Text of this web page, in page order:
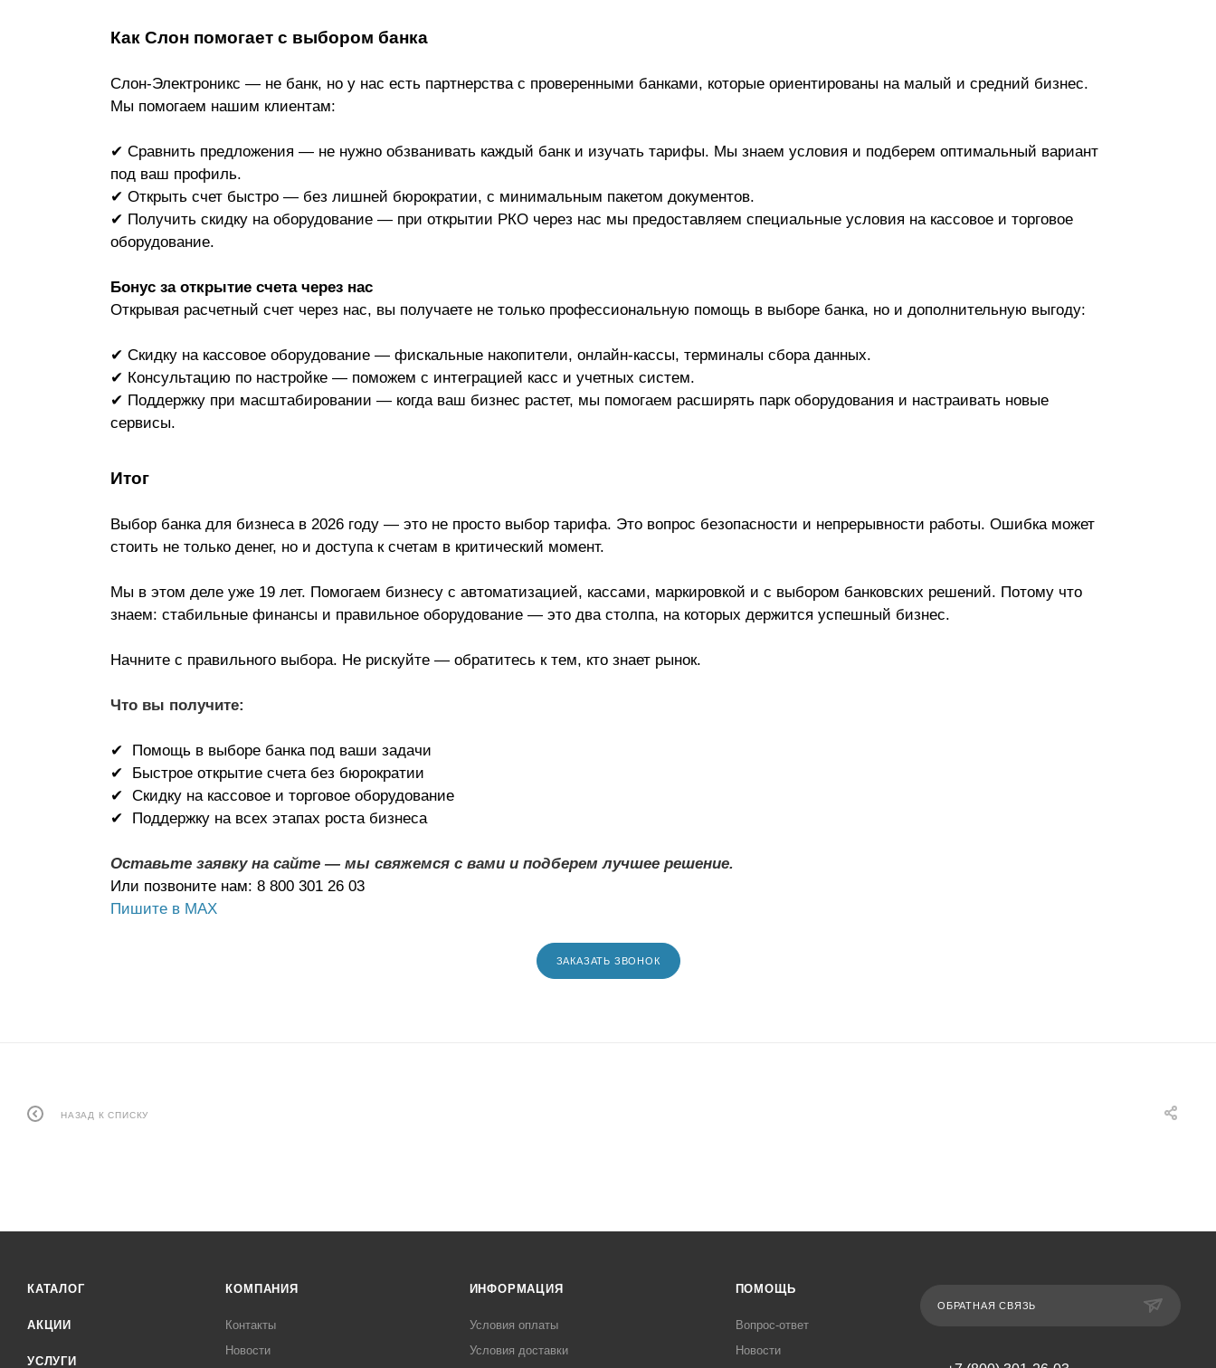
Как Слон помогает с выбором банка
Слон-Электроникс — не банк, но у нас есть партнерства с проверенными банками, которые ориентированы на малый и средний бизнес.
Мы помогаем нашим клиентам:
✔ Сравнить предложения — не нужно обзванивать каждый банк и изучать тарифы. Мы знаем условия и подберем оптимальный вариант
под ваш профиль.
✔ Открыть счет быстро — без лишней бюрократии, с минимальным пакетом документов.
✔ Получить скидку на оборудование — при открытии РКО через нас мы предоставляем специальные условия на кассовое и торговое
оборудование.
Бонус за открытие счета через нас
Открывая расчетный счет через нас, вы получаете не только профессиональную помощь в выборе банка, но и дополнительную выгоду:
✔ Скидку на кассовое оборудование — фискальные накопители, онлайн-кассы, терминалы сбора данных.
✔ Консультацию по настройке — поможем с интеграцией касс и учетных систем.
✔ Поддержку при масштабировании — когда ваш бизнес растет, мы помогаем расширять парк оборудования и настраивать новые
сервисы.
Итог
Выбор банка для бизнеса в 2026 году — это не просто выбор тарифа. Это вопрос безопасности и непрерывности работы. Ошибка может
стоить не только денег, но и доступа к счетам в критический момент.
Мы в этом деле уже 19 лет. Помогаем бизнесу с автоматизацией, кассами, маркировкой и с выбором банковских решений. Потому что
знаем: стабильные финансы и правильное оборудование — это два столпа, на которых держится успешный бизнес.
Начните с правильного выбора. Не рискуйте — обратитесь к тем, кто знает рынок.
Что вы получите:
✔ Помощь в выборе банка под ваши задачи
✔ Быстрое открытие счета без бюрократии
✔ Скидку на кассовое и торговое оборудование
✔ Поддержку на всех этапах роста бизнеса
Оставьте заявку на сайте — мы свяжемся с вами и подберем лучшее решение.
Или позвоните нам: 8 800 301 26 03
Пишите в МАХ
ЗАКАЗАТЬ ЗВОНОК
НАЗАД К СПИСКУ
КАТАЛОГ
АКЦИИ
УСЛУГИ
КОМПАНИЯ
Контакты
Новости
ИНФОРМАЦИЯ
Условия оплаты
Условия доставки
ПОМОЩЬ
Вопрос-ответ
Новости
ОБРАТНАЯ СВЯЗЬ